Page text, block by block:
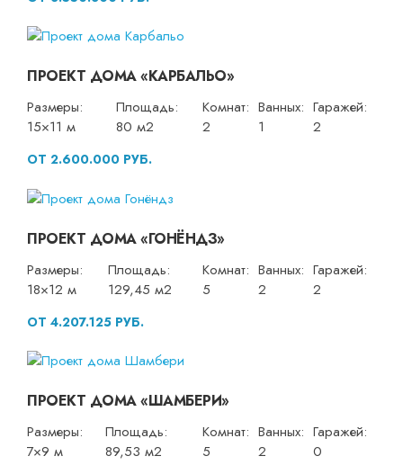
ПРОЕКТ ДОМА «КАРБАЛЬО»
Размеры:
15×11 м
Площадь:
80 м2
Комнат:
2
Ванных:
1
Гаражей:
2
ОТ 2.600.000 РУБ.
ПРОЕКТ ДОМА «ГОНЁНДЗ»
Размеры:
18×12 м
Площадь:
129,45 м2
Комнат:
5
Ванных:
2
Гаражей:
2
ОТ 4.207.125 РУБ.
ПРОЕКТ ДОМА «ШАМБЕРИ»
Размеры:
7×9 м
Площадь:
89,53 м2
Комнат:
5
Ванных:
2
Гаражей:
0